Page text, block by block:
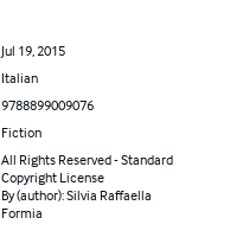
Jul 19, 2015
Italian
9788899009076
Fiction
All Rights Reserved - Standard
Copyright License
By (author): Silvia Raffaella
Formia